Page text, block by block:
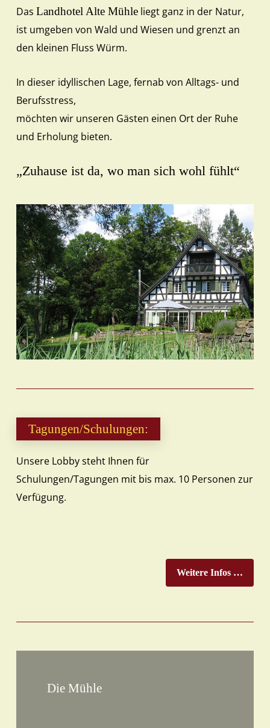
Das Landhotel Alte Mühleliegt ganz in der Natur,
ist umgeben von Wald und Wiesen und grenzt an
den kleinen Fluss Würm.
In dieser idyllischen Lage, fernab von Alltags- und
Berufsstress,
möchten wir unseren Gästen einen Ort der Ruhe
und Erholung bieten.
„Zuhause ist da, wo man sich wohl fühlt“
Tagungen/Schulungen:
Unsere Lobby steht Ihnen für
Schulungen/Tagungen mit bis max. 10 Personen zur
Verfügung.
Weitere Infos …
Die Mühle